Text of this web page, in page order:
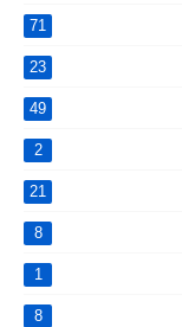
71
23
49
2
21
8
1
8